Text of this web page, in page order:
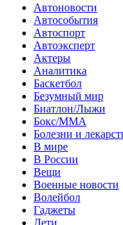
Автоновости
Автособытия
Автоспорт
Автоэксперт
Актеры
Аналитика
Баскетбол
Безумный мир
Биатлон/Лыжи
Бокс/MMA
Болезни и
В мире
В России
Вещи
Военные новости
Волейбол
Гаджеты
Дети